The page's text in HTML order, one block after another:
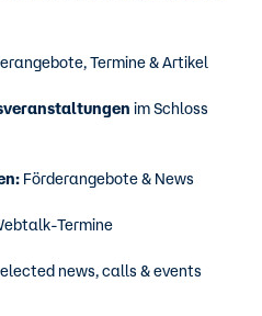
Termine & Artikel
im Schloss
Förderangebote & News
Termine
news, calls & events